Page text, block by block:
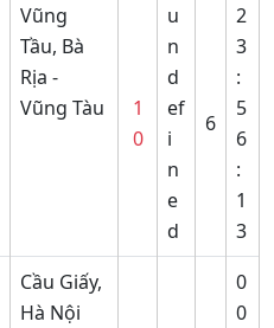
Vũng
Tầu, Bà
Rịa -
Vũng Tàu
1
0
u
n
d
ef
i
n
e
d
6
2
3
:
5
6
:
1
3
Cầu Giấy,
Hà Nội
0
0